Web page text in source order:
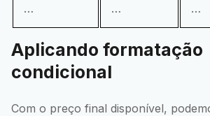
… … …
Aplicando formatação
condicional
Com o preço final disponível,